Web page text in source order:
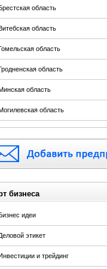
область
область
область
область
область
область
бизнеса
идеи
этикет
и трейдинг